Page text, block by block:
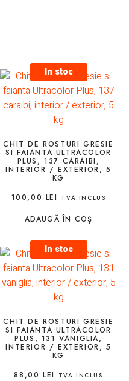
In stoc
CHIT DE ROSTURI GRESIE
SI FAIANTA ULTRACOLOR
PLUS, 137 CARAIBI,
INTERIOR / EXTERIOR, 5
KG
100,00 LEI TVA INCLUS
ADAUGĂ ÎN COȘ
In stoc
CHIT DE ROSTURI GRESIE
SI FAIANTA ULTRACOLOR
PLUS, 131 VANIGLIA,
INTERIOR / EXTERIOR, 5
KG
88,00LEI TVA INCLUS